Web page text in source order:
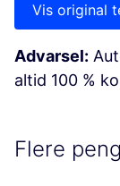
Vis original
Advarsel:
altid 100 %
Flere